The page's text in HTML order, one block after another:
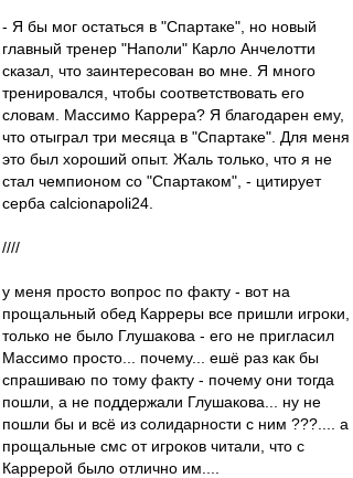
- Я бы мог остаться в "Спартаке", но новый
главный тренер "Наполи" Карло Анчелотти
сказал, что заинтересован во мне. Я много
тренировался, чтобы соответствовать его
словам. Массимо Каррера? Я благодарен ему,
что отыграл три месяца в "Спартаке". Для меня
это был хороший опыт. Жаль только, что я не
стал чемпионом со "Спартаком", - цитирует
серба сalcionapoli24.
////
у меня просто вопрос по факту - вот на
прощальный обед Карреры все пришли игроки,
только не было Глушакова - его не пригласил
Массимо просто... почему... ешё раз как бы
спрашиваю по тому факту - почему они тогда
пошли, а не поддержали Глушакова... ну не
пошли бы и всё из солидарности с ним ???.... а
прощальные смс от игроков читали, что с
Каррерой было отлично им....